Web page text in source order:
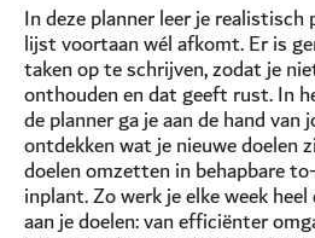
In deze planner leer je
lijst voortaan wél afkomt. Er is
taken op te schrijven, zodat je
onthouden en dat geeft rust. In
de planner ga je aan de hand van
ontdekken wat je nieuwe doelen
doelen omzetten in behapbare
inplant. Zo werk je elke week
aan je doelen: van efficiënter